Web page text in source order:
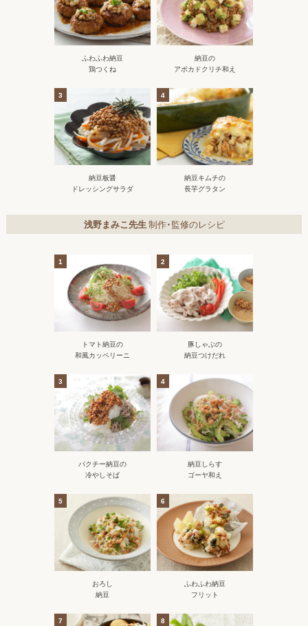
ふわふわ納豆
鶏つくね
納豆の
アボカドクリチ和え
3
納豆板醤
ドレッシングサラダ
4
納豆キムチの
長芋グラタン
浅野まみこ先生制作・監修のレシピ
1
トマト納豆の
和風カッペリーニ
2
豚しゃぶの
納豆つけだれ
3
パクチー納豆の
冷やしそば
4
納豆しらす
ゴーヤ和え
5
おろし
納豆
6
ふわふわ納豆
フリット
7 8